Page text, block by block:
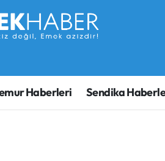
Haberleri Sendika
ve Fikstür